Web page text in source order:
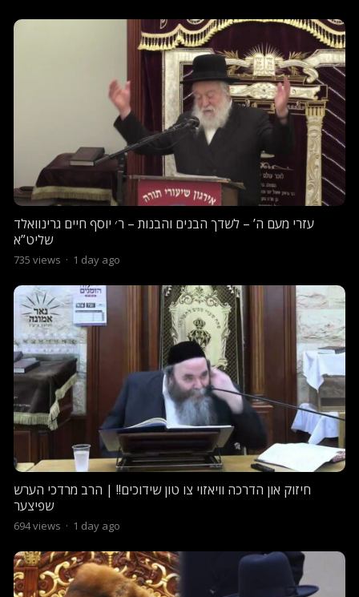
עזרי מעם ה’ – לשדך הבנים והבנות – ר׳ יוסף חיים גרינוואלד
שליט”א
735 views · 1 day ago
חיזוק און הדרכה וויאזוי צו טון שידוכים!! | הרב מרדכי הערש
שפיצער
694views · 1 day ago